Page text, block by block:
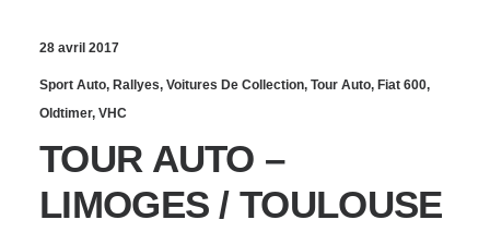
28 avril 2017
Sport Auto, Rallyes, Voitures De Collection, Tour Auto, Fiat 600,
Oldtimer, VHC
TOUR AUTO –
LIMOGES / TOULOUSE